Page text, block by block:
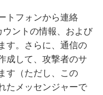
トフォンから連絡
ントの情報、および
す。さらに、通信の
成して、攻撃者のサ
す（ただし、この
たメッセンジャーで